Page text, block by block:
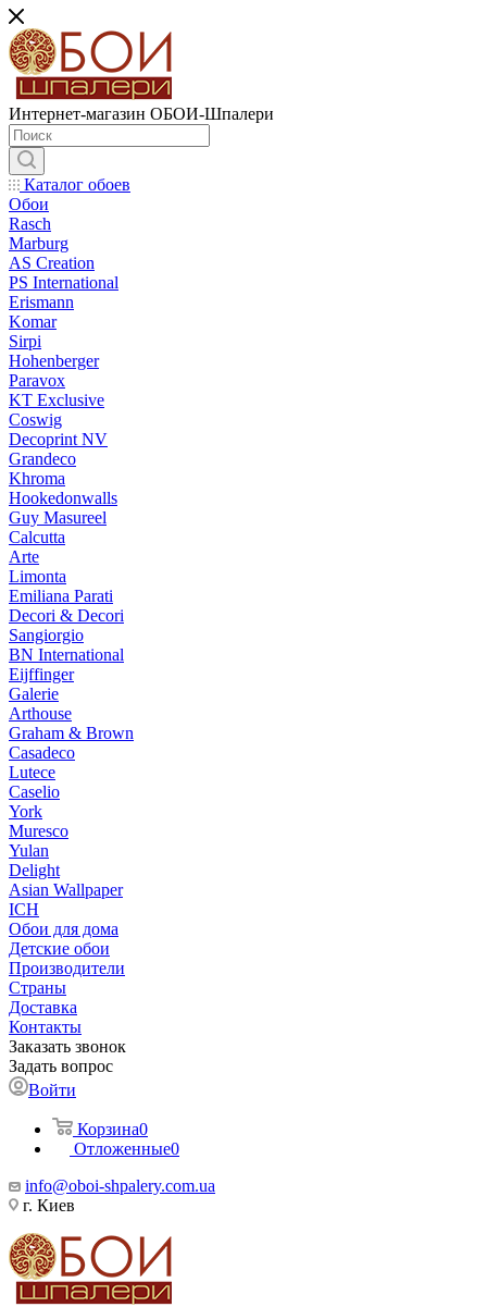
Интернет-магазин ОБОИ-Шпалери
Каталог обоев
Обои
Rasch
Marburg
AS Creation
PS International
Erismann
Komar
Sirpi
Hohenberger
Paravox
KT Exclusive
Coswig
Decoprint NV
Grandeco
Khroma
Hookedonwalls
Guy Masureel
Calcutta
Arte
Limonta
Emiliana Parati
Decori & Decori
Sangiorgio
BN International
Eijffinger
Galerie
Arthouse
Graham & Brown
Casadeco
Lutece
Caselio
York
Muresco
Yulan
Delight
Asian Wallpaper
ICH
Обои для дома
Детские обои
Производители
Страны
Доставка
Контакты
Заказать звонок
Задать вопрос
Войти
Корзина0
Отложенные0
info@oboi-shpalery.com.ua
г. Киев